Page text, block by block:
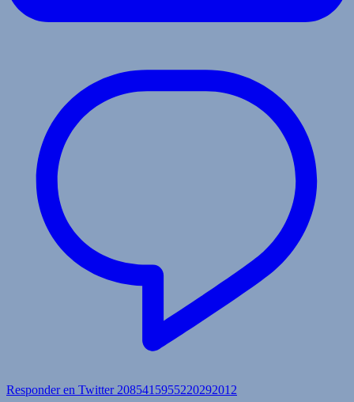
Responder en Twitter 2085415955220292012